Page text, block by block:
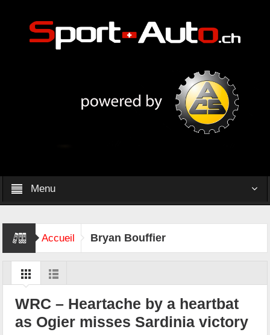
Menu
Accueil Bryan Bouffier
WRC – Heartache by a heartbat
as Ogier misses Sardinia victory